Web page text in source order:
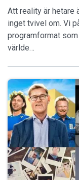
Att reality är hetare
inget tvivel om. Vi
programformat
världe…